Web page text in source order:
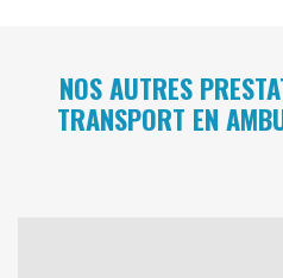
NOS AUTRES
TRANSPORT EN